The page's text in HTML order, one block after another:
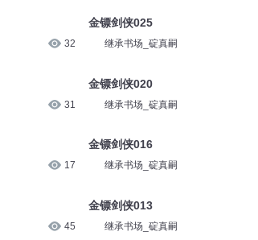
32
31
17
45
金镖剑侠025
继承书场_碇真嗣
金镖剑侠020
继承书场_碇真嗣
金镖剑侠016
继承书场_碇真嗣
金镖剑侠013
继承书场_碇真嗣